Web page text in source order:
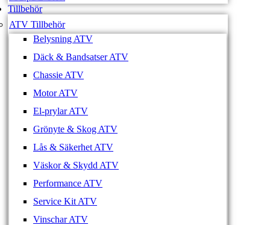
Tillbehör
ATV Tillbehör
Belysning ATV
Däck & Bandsatser ATV
Chassie ATV
Motor ATV
El-prylar ATV
Grönyte & Skog ATV
Lås & Säkerhet ATV
Väskor & Skydd ATV
Performance ATV
Service Kit ATV
Vinschar ATV